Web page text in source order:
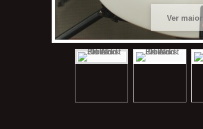
Ver maior